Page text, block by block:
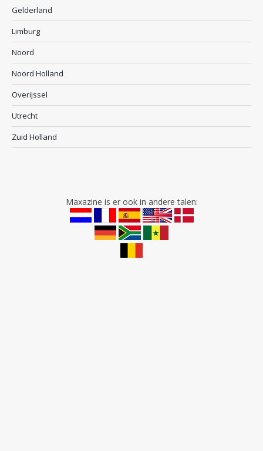
Gelderland
Limburg
Noord
Noord Holland
Overijssel
Utrecht
Zuid Holland
Maxazine is er ook in andere talen: